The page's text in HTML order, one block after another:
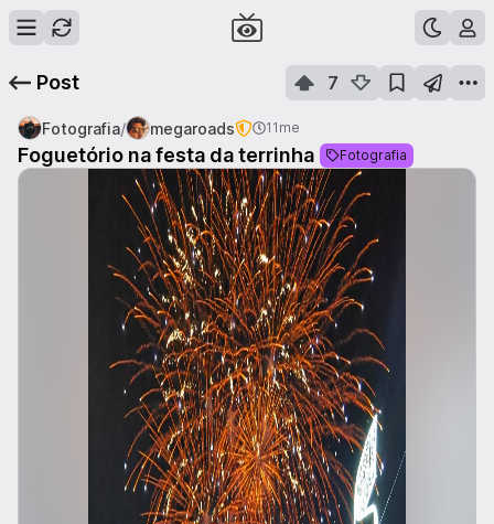
Post 7
Fotografia/ megaroads 11me
Foguetório na festa da terrinha Fotografia